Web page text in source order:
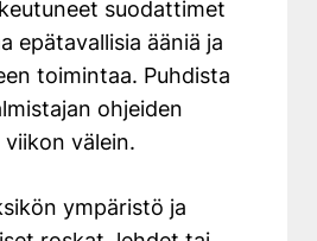
suodattimet
epätavallisia ääniä ja
toimintaa. Puhdista
ohjeiden
välein.
ympäristö ja